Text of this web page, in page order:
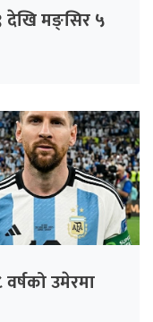
देखि मङ्सिर ५
उमेरमा